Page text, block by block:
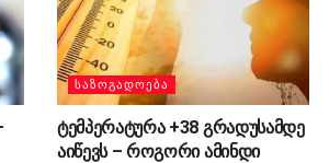
ᲡᲐᲖᲝᲒᲐᲓᲝᲔᲑᲐ
ტემპერატურა +38 გრადუსამდე
აიწევს – როგორი ამინდი